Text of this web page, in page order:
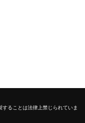
ることは法律上禁じられていま